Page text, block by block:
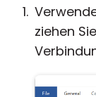
ziehen